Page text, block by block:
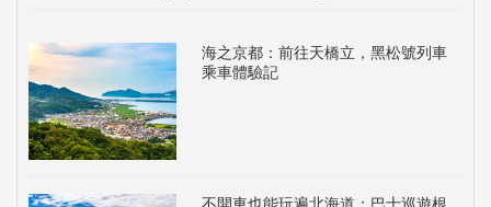
海之京都：前往天橋立，黑松號列車
乘車體驗記